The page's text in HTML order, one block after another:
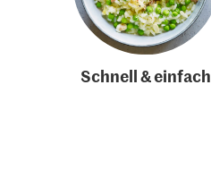
Schnell & einfach